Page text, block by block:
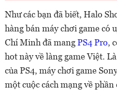
Như các bạn đã biết, Halo
hàng bán máy chơi game có
Chí Minh đã mangPS4 Pro,
hot này về làng game Việt.
của PS4, máy chơi game
một cuộc cách mạng về